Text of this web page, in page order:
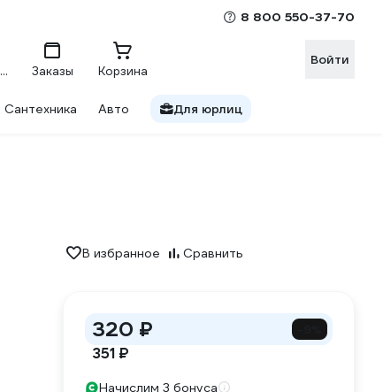
8 800 550-37-70
Сравнение Заказы Корзина
Войти
Сантехника Авто Для юрлиц
В избранное Сравнить
320 ₽
351 ₽
Начислим 3 бонуса